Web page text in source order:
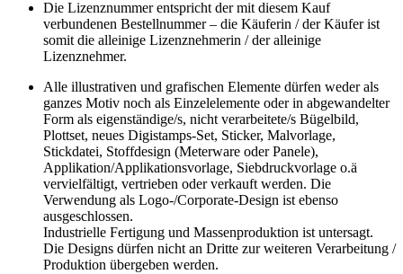
Die Lizenznummer entspricht der mit diesem Kauf
verbundenen Bestellnummer – die Käuferin / der Käufer ist
somit die alleinige Lizenznehmerin / der alleinige
Lizenznehmer.
Alle illustrativen und grafischen Elemente dürfen weder als
ganzes Motiv noch als Einzelelemente oder in abgewandelter
Form als eigenständige/s, nicht verarbeitete/s Bügelbild,
Plottset, neues Digistamps-Set, Sticker, Malvorlage,
Stickdatei, Stoffdesign (Meterware oder Panele),
Applikation/Applikationsvorlage, Siebdruckvorlage o.ä
vervielfältigt, vertrieben oder verkauft werden. Die
Verwendung als Logo-/Corporate-Design ist ebenso
ausgeschlossen.
Industrielle Fertigung und Massenproduktion ist untersagt.
Die Designs dürfen nicht an Dritte zur weiteren Verarbeitung /
Produktion übergeben werden.